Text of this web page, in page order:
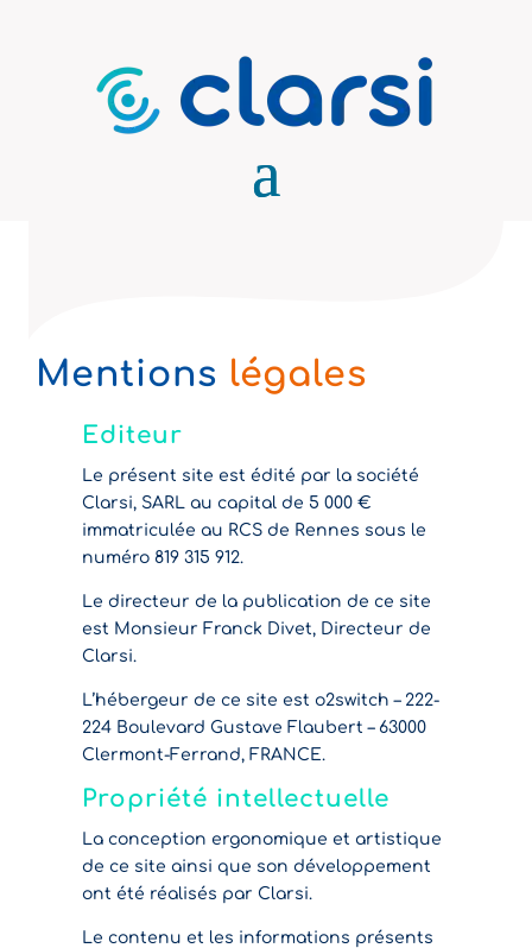
Mentions légales
Editeur
Le présent site est édité par la société
Clarsi, SARL au capital de 5 000 €
immatriculée au RCS de Rennes sous le
numéro 819 315 912.
Le directeur de la publication de ce site
est Monsieur Franck Divet, Directeur de
Clarsi.
L’hébergeur de ce site est o2switch – 222-
224 Boulevard Gustave Flaubert – 63000
Clermont-Ferrand, FRANCE.
Propriété intellectuelle
La conception ergonomique et artistique
de ce site ainsi que son développement
ont été réalisés par Clarsi.
Le contenu et les informations présents